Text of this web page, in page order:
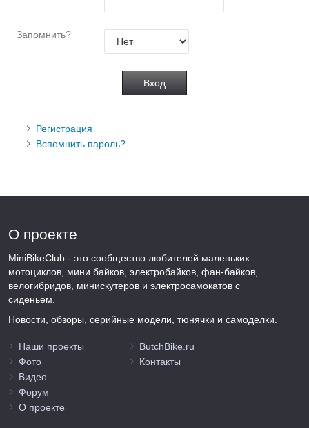
Запомнить?
Регистрация
Вспомнить пароль?
О проекте
MiniBikeClub - это сообщество любителей маленьких
мотоциклов, мини байков, электробайков, фан-байков,
велогибридов, минискутеров и электросамокатов с
сиденьем.
Новости, обзоры, серийные модели, тюнячки и самоделки.
Наши проекты
Фото
Видео
Форум
О проекте
ButchBike.ru
Контакты